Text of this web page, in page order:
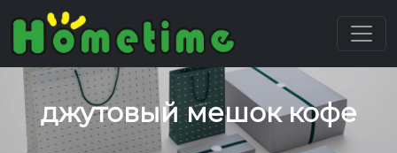
джутовый мешок кофе